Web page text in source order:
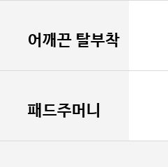
어깨끈 탈부착
패드주머니